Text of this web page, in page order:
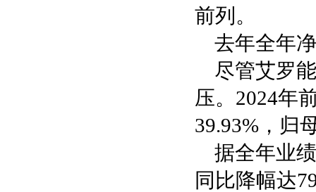
前列。
去年全年
尽管艾罗
压。2024年
39.93%，归
据全年业
同比降幅达